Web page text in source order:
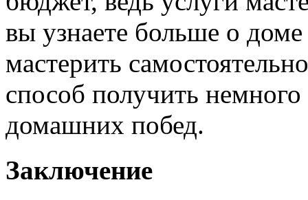
вы узнаете больше о
мастерить
способ получить
домашних побед.
Заключение